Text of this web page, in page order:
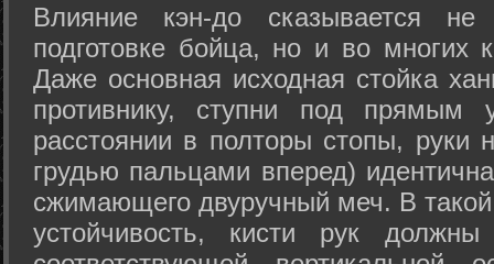
Влияние кэн-до сказывается не
подготовке бойца, но и во многих
Даже основная исходная стойка
противнику, ступни под прямым
расстоянии в полторы стопы, руки
грудью пальцами вперед)
сжимающего двуручный меч. В
устойчивость, кисти рук